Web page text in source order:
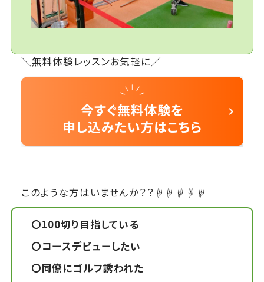
＼無料体験レッスンお気軽に／
このような方はいませんか？？☟☟☟☟☟
〇100切り目指している
〇コースデビューしたい
〇同僚にゴルフ誘われた